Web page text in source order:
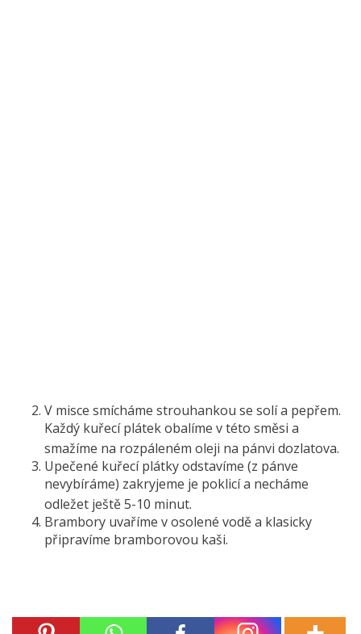
V misce smícháme strouhankou se solí a pepřem.
Každý kuřecí plátek obalíme v této směsi a
smažíme na rozpáleném oleji na pánvi dozlatova.
Upečené kuřecí plátky odstavíme (z pánve
nevybíráme) zakryjeme je poklicí a necháme
odležet ještě 5-10 minut.
Brambory uvaříme v osolené vodě a klasicky
připravíme bramborovou kaši.